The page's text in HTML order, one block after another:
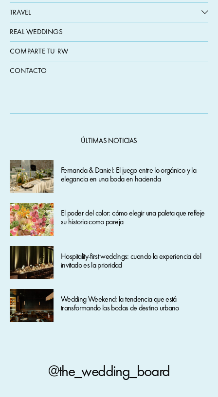
TRAVEL
REAL WEDDINGS
COMPARTE TU RW
CONTACTO
ÚLTIMAS NOTICIAS
Fernanda & Daniel: El juego entre lo orgánico y la
elegancia en una boda en hacienda
El poder del color: cómo elegir una paleta que refleje
su historia como pareja
Hospitality-first weddings: cuando la experiencia del
invitado es la prioridad
Wedding Weekend: la tendencia que está
transformando las bodas de destino urbano
@the_wedding_board